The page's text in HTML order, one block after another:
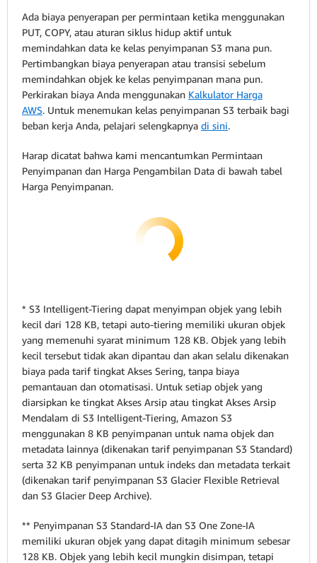
Ada biaya penyerapan per permintaan ketika menggunakan
PUT, COPY, atau aturan siklus hidup aktif untuk
memindahkan data ke kelas penyimpanan S3 mana pun.
Pertimbangkan biaya penyerapan atau transisi sebelum
memindahkan objek ke kelas penyimpanan mana pun.
Perkirakan biaya Anda menggunakan Kalkulator Harga
AWS. Untuk menemukan kelas penyimpanan S3 terbaik bagi
beban kerja Anda, pelajari selengkapnya di sini.
Harap dicatat bahwa kami mencantumkan Permintaan
Penyimpanan dan Harga Pengambilan Data di bawah tabel
Harga Penyimpanan.
* S3 Intelligent-Tiering dapat menyimpan objek yang lebih
kecil dari 128 KB, tetapi auto-tiering memiliki ukuran objek
yang memenuhi syarat minimum 128 KB. Objek yang lebih
kecil tersebut tidak akan dipantau dan akan selalu dikenakan
biaya pada tarif tingkat Akses Sering, tanpa biaya
pemantauan dan otomatisasi. Untuk setiap objek yang
diarsipkan ke tingkat Akses Arsip atau tingkat Akses Arsip
Mendalam di S3 Intelligent-Tiering, Amazon S3
menggunakan 8 KB penyimpanan untuk nama objek dan
metadata lainnya (dikenakan tarif penyimpanan S3 Standard)
serta 32 KB penyimpanan untuk indeks dan metadata terkait
(dikenakan tarif penyimpanan S3 Glacier Flexible Retrieval
dan S3 Glacier Deep Archive).
** Penyimpanan S3 Standard-IA dan S3 One Zone-IA
memiliki ukuran objek yang dapat ditagih minimum sebesar
128 KB. Objek yang lebih kecil mungkin disimpan, tetapi